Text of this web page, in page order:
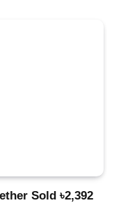
Sold ৳2,392